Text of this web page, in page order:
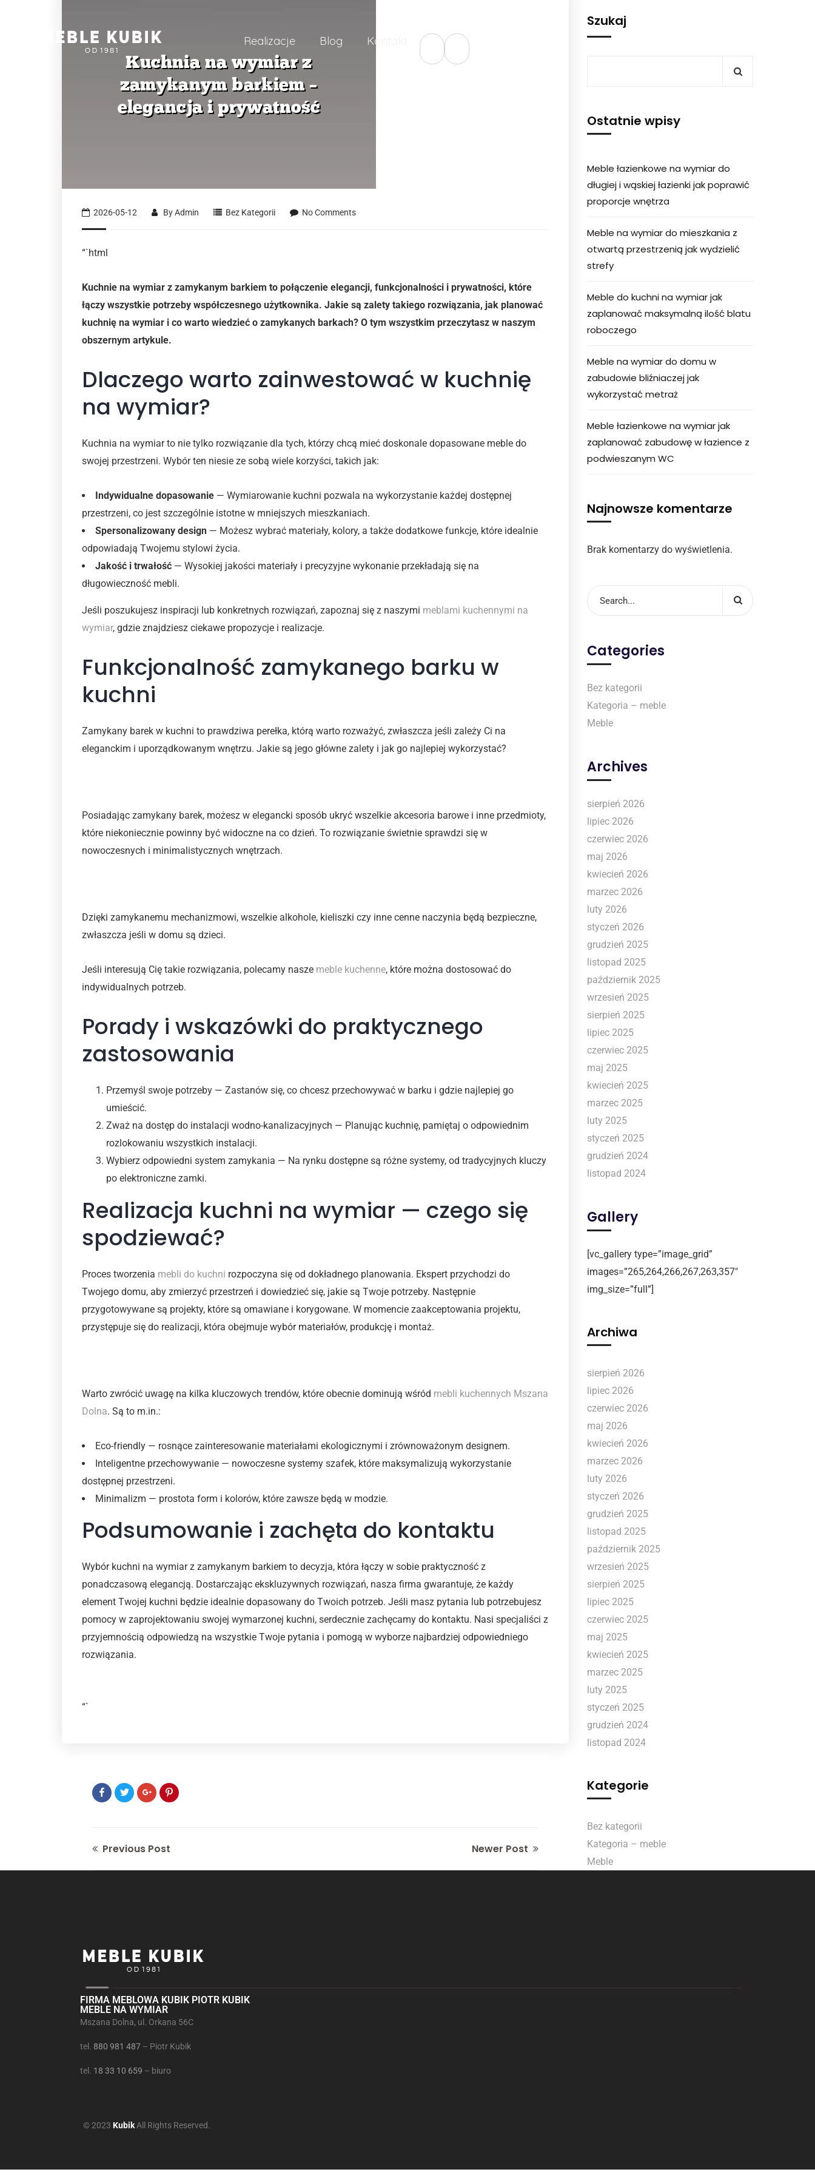
Realizacje Blog Kontakt
2026-05-12 ByAdmin Bez Kategorii No Comments
“`html
Kuchnie na wymiar z zamykanym barkiem to połączenie elegancji, funkcjonalności i prywatności, które
łączy wszystkie potrzeby współczesnego użytkownika. Jakie są zalety takiego rozwiązania, jak planować
kuchnię na wymiar i co warto wiedzieć o zamykanych barkach? O tym wszystkim przeczytasz w naszym
obszernym artykule.
Dlaczego warto zainwestować w kuchnię
na wymiar?
Kuchnia na wymiar to nie tylko rozwiązanie dla tych, którzy chcą mieć doskonale dopasowane meble do
swojej przestrzeni. Wybór ten niesie ze sobą wiele korzyści, takich jak:
Indywidualne dopasowanie — Wymiarowanie kuchni pozwala na wykorzystanie każdej dostępnej
przestrzeni, co jest szczególnie istotne w mniejszych mieszkaniach.
Spersonalizowany design — Możesz wybrać materiały, kolory, a także dodatkowe funkcje, które idealnie
odpowiadają Twojemu stylowi życia.
Jakość i trwałość — Wysokiej jakości materiały i precyzyjne wykonanie przekładają się na
długowieczność mebli.
Jeśli poszukujesz inspiracji lub konkretnych rozwiązań, zapoznaj się z naszymi meblami kuchennymi na
wymiar, gdzie znajdziesz ciekawe propozycje i realizacje.
Funkcjonalność zamykanego barku w
kuchni
Zamykany barek w kuchni to prawdziwa perełka, którą warto rozważyć, zwłaszcza jeśli zależy Ci na
eleganckim i uporządkowanym wnętrzu. Jakie są jego główne zalety i jak go najlepiej wykorzystać?
Posiadając zamykany barek, możesz w elegancki sposób ukryć wszelkie akcesoria barowe i inne przedmioty,
które niekoniecznie powinny być widoczne na co dzień. To rozwiązanie świetnie sprawdzi się w
nowoczesnych i minimalistycznych wnętrzach.
Dzięki zamykanemu mechanizmowi, wszelkie alkohole, kieliszki czy inne cenne naczynia będą bezpieczne,
zwłaszcza jeśli w domu są dzieci.
Jeśli interesują Cię takie rozwiązania, polecamy nasze meble kuchenne, które można dostosować do
indywidualnych potrzeb.
Porady i wskazówki do praktycznego
zastosowania
Przemyśl swoje potrzeby — Zastanów się, co chcesz przechowywać w barku i gdzie najlepiej go
umieścić.
Zważ na dostęp do instalacji wodno-kanalizacyjnych — Planując kuchnię, pamiętaj o odpowiednim
rozlokowaniu wszystkich instalacji.
Wybierz odpowiedni system zamykania — Na rynku dostępne są różne systemy, od tradycyjnych kluczy
po elektroniczne zamki.
Realizacja kuchni na wymiar — czego się
spodziewać?
Proces tworzenia mebli do kuchni rozpoczyna się od dokładnego planowania. Ekspert przychodzi do
Twojego domu, aby zmierzyć przestrzeń i dowiedzieć się, jakie są Twoje potrzeby. Następnie
przygotowywane są projekty, które są omawiane i korygowane. W momencie zaakceptowania projektu,
przystępuje się do realizacji, która obejmuje wybór materiałów, produkcję i montaż.
Warto zwrócić uwagę na kilka kluczowych trendów, które obecnie dominują wśród mebli kuchennych Mszana
Dolna. Są to m.in.:
Eco-friendly — rosnące zainteresowanie materiałami ekologicznymi i zrównoważonym designem.
Inteligentne przechowywanie — nowoczesne systemy szafek, które maksymalizują wykorzystanie
dostępnej przestrzeni.
Minimalizm — prostota form i kolorów, które zawsze będą w modzie.
Podsumowanie i zachęta do kontaktu
Wybór kuchni na wymiar z zamykanym barkiem to decyzja, która łączy w sobie praktyczność z
ponadczasową elegancją. Dostarczając ekskluzywnych rozwiązań, nasza firma gwarantuje, że każdy
element Twojej kuchni będzie idealnie dopasowany do Twoich potrzeb. Jeśli masz pytania lub potrzebujesz
pomocy w zaprojektowaniu swojej wymarzonej kuchni, serdecznie zachęcamy do kontaktu. Nasi specjaliści z
przyjemnością odpowiedzą na wszystkie Twoje pytania i pomogą w wyborze najbardziej odpowiedniego
rozwiązania.
“`
Previous Post Newer Post
Szukaj
Ostatnie wpisy
Meble łazienkowe na wymiar do
długiej i wąskiej łazienki jak poprawić
proporcje wnętrza
Meble na wymiar do mieszkania z
otwartą przestrzenią jak wydzielić
strefy
Meble do kuchni na wymiar jak
zaplanować maksymalną ilość blatu
roboczego
Meble na wymiar do domu w
zabudowie bliźniaczej jak
wykorzystać metraż
Meble łazienkowe na wymiar jak
zaplanować zabudowę w łazience z
podwieszanym WC
Najnowsze komentarze
Brak komentarzy do wyświetlenia.
Categories
Bez kategorii
Kategoria – meble
Meble
Archives
sierpień 2026
lipiec 2026
czerwiec 2026
maj 2026
kwiecień 2026
marzec 2026
luty 2026
styczeń 2026
grudzień 2025
listopad 2025
październik 2025
wrzesień 2025
sierpień 2025
lipiec 2025
czerwiec 2025
maj 2025
kwiecień 2025
marzec 2025
luty 2025
styczeń 2025
grudzień 2024
listopad 2024
Gallery
[vc_gallery type=”image_grid”
images=”265,264,266,267,263,357″
img_size=”full”]
Archiwa
sierpień 2026
lipiec 2026
czerwiec 2026
maj 2026
kwiecień 2026
marzec 2026
luty 2026
styczeń 2026
grudzień 2025
listopad 2025
październik 2025
wrzesień 2025
sierpień 2025
lipiec 2025
czerwiec 2025
maj 2025
kwiecień 2025
marzec 2025
luty 2025
styczeń 2025
grudzień 2024
listopad 2024
Kategorie
Bez kategorii
Kategoria – meble
Meble
FIRMA MEBLOWA KUBIK PIOTR KUBIK
MEBLE NA WYMIAR
Mszana Dolna, ul. Orkana 56C
tel. 880 981 487 – Piotr Kubik
tel. 18 33 10 659 – biuro
© 2023 Kubik All Rights Reserved.